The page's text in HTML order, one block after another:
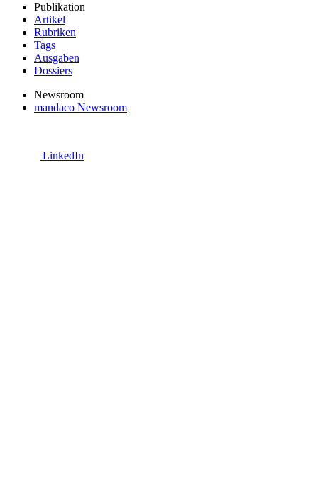
Publikation
Artikel
Rubriken
Tags
Ausgaben
Dossiers
Newsroom
mandaco Newsroom
LinkedIn